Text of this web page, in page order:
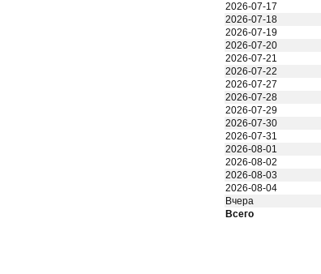
2026-07-17
2026-07-18
2026-07-19
2026-07-20
2026-07-21
2026-07-22
2026-07-27
2026-07-28
2026-07-29
2026-07-30
2026-07-31
2026-08-01
2026-08-02
2026-08-03
2026-08-04
Вчера
Всего